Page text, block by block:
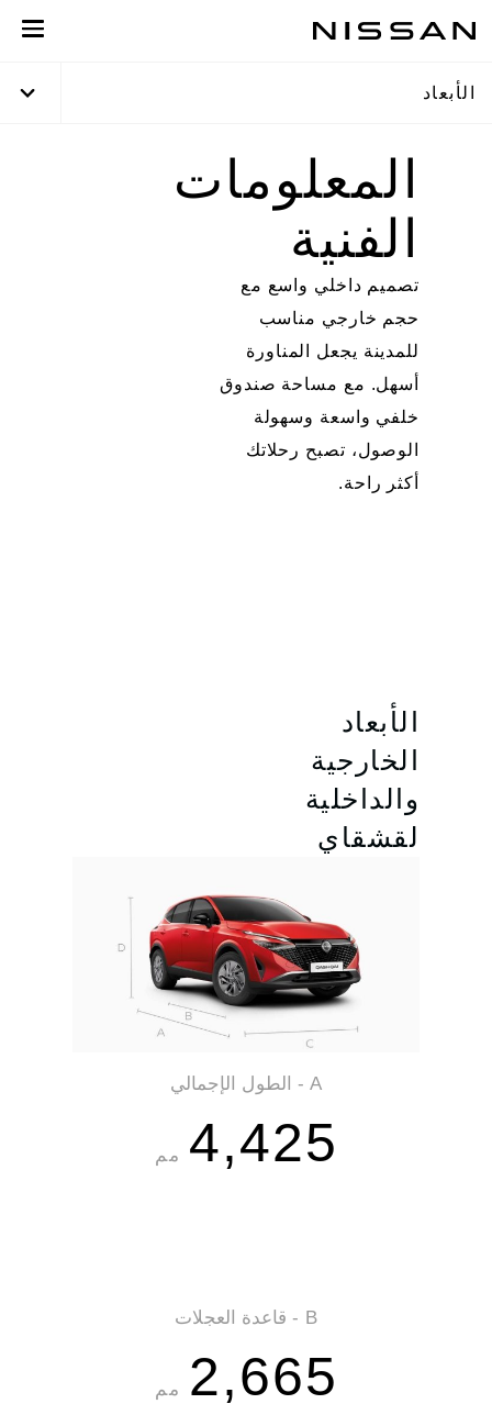
إلى
المحتوى
الأبعاد
المعلومات
الفنية
تصميم داخلي واسع مع
حجم خارجي مناسب
للمدينة يجعل المناورة
أسهل. مع مساحة صندوق
خلفي واسعة وسهولة
الوصول، تصبح رحلاتك
أكثر راحة.
الأبعاد
الخارجية
والداخلية
لقشقاي
A - الطول الإجمالي
4,425 مم
B - قاعدة العجلات
2,665 مم